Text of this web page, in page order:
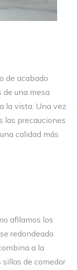
de acabado
de una mesa
la vista. Una vez
las precauciones
calidad más
afilamos los
redondeado
a la
de comedor